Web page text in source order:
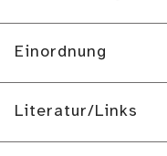
Einordnung
Literatur/Links